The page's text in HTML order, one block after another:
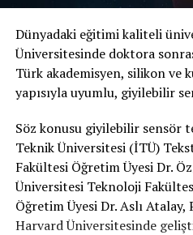
Dünyadaki eğitimi kaliteli
Üniversitesinde doktora
Türk akademisyen, silikon ve
yapısıyla uyumlu, giyilebilir
Söz konusu giyilebilir sensör
Teknik Üniversitesi (İTÜ)
Fakültesi Öğretim Üyesi Dr.
Üniversitesi Teknoloji
Öğretim Üyesi Dr. Aslı
Harvard Üniversitesinde